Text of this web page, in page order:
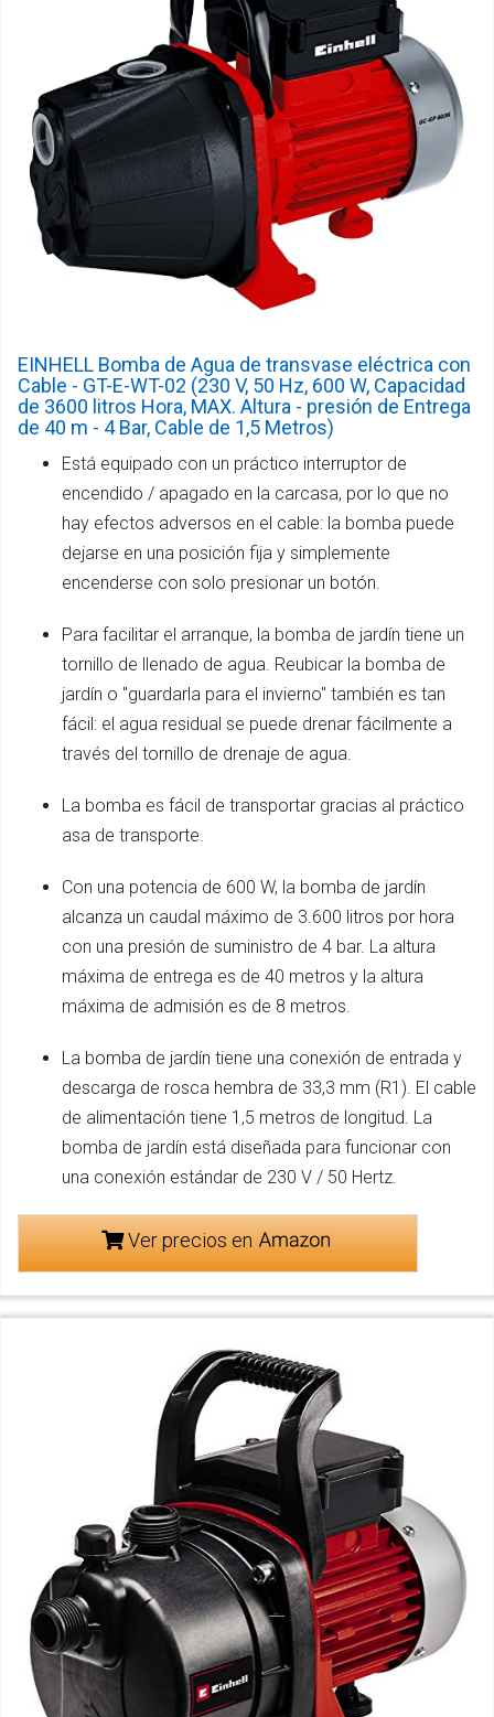
EINHELL Bomba de Agua de transvase eléctrica con
Cable - GT-E-WT-02 (230 V, 50 Hz, 600 W, Capacidad
de 3600 litros Hora, MAX. Altura - presión de Entrega
de 40 m - 4 Bar, Cable de 1,5 Metros)
Está equipado con un práctico interruptor de
encendido / apagado en la carcasa, por lo que no
hay efectos adversos en el cable: la bomba puede
dejarse en una posición fija y simplemente
encenderse con solo presionar un botón.
Para facilitar el arranque, la bomba de jardín tiene un
tornillo de llenado de agua. Reubicar la bomba de
jardín o "guardarla para el invierno" también es tan
fácil: el agua residual se puede drenar fácilmente a
través del tornillo de drenaje de agua.
La bomba es fácil de transportar gracias al práctico
asa de transporte.
Con una potencia de 600 W, la bomba de jardín
alcanza un caudal máximo de 3.600 litros por hora
con una presión de suministro de 4 bar. La altura
máxima de entrega es de 40 metros y la altura
máxima de admisión es de 8 metros.
La bomba de jardín tiene una conexión de entrada y
descarga de rosca hembra de 33,3 mm (R1). El cable
de alimentación tiene 1,5 metros de longitud. La
bomba de jardín está diseñada para funcionar con
una conexión estándar de 230 V / 50 Hertz.
Ver precios en